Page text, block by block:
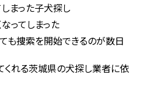
まった子犬探し
ってしまった
も捜索を開始できるのが数日
くれる茨城県の犬探し業者に依